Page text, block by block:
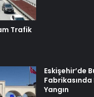
Trafik
Eskişehir’de
Yangın